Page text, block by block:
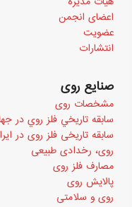
اعضای انجمن
عضویت
انتشارات
صنایع روی
مشخصات روی
سابقه تاريخي فلز روي در
سابقه تاریخی فلز روی در
روی، رخدادی طبیعی
مصارف فلز روی
پالایش روی
روی و سلامتی